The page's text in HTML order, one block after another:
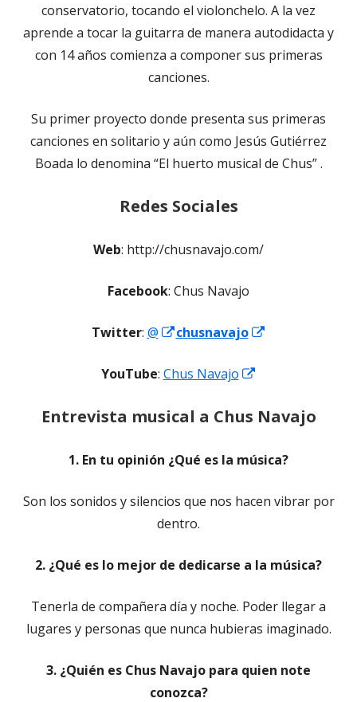
conservatorio, tocando el violonchelo. A la vez
aprende a tocar la guitarra de manera autodidacta y
con 14 años comienza a componer sus primeras
canciones.
Su primer proyecto donde presenta sus primeras
canciones en solitario y aún como Jesús Gutiérrez
Boada lo denomina “El huerto musical de Chus” .
Redes Sociales
Web: http://chusnavajo.com/
Facebook: Chus Navajo
Twitter: @
Abrir
una
nueva
chusnavajo
nueva
YouTube: Chus Navajo
una
nueva
Entrevista musical a Chus Navajo
1. En tu opinión ¿Qué es la música?
Son los sonidos y silencios que nos hacen vibrar por
dentro.
2. ¿Qué es lo mejor de dedicarse a la música?
Tenerla de compañera día y noche. Poder llegar a
lugares y personas que nunca hubieras imaginado.
3. ¿Quién es Chus Navajo para quien note
conozca?